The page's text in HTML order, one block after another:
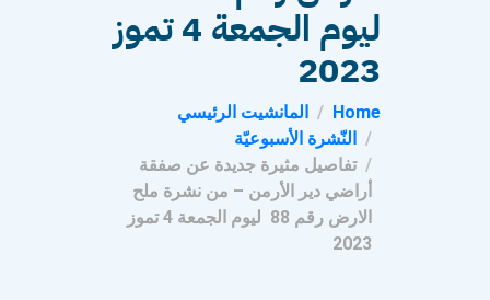
ليوم الجمعة 4 تموز
2023
Home
المانشيت الرئيسي
النّشرة الأسبوعيّة
تفاصيل مثيرة جديدة عن صفقة
أراضي دير الأرمن – من نشرة ملح
الارض رقم 88 ليوم الجمعة 4 تموز
2023